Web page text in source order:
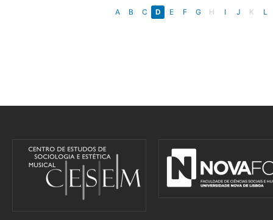
A B C D E F G H I J K L